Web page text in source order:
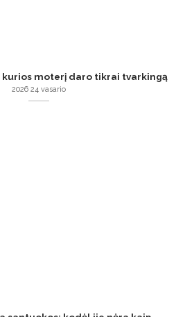
kurios moterį daro tikrai tvarkingą
2026 24 vasario